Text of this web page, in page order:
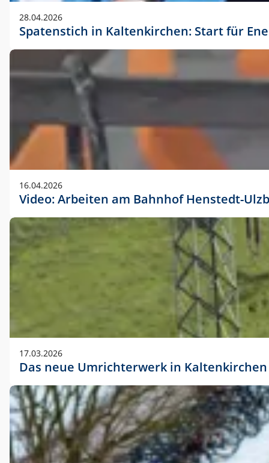
28.04.2026
Spatenstich in Kaltenkirchen: Start für
16.04.2026
Video: Arbeiten am Bahnhof Henstedt-
17.03.2026
Das neue Umrichterwerk in Kaltenkirchen